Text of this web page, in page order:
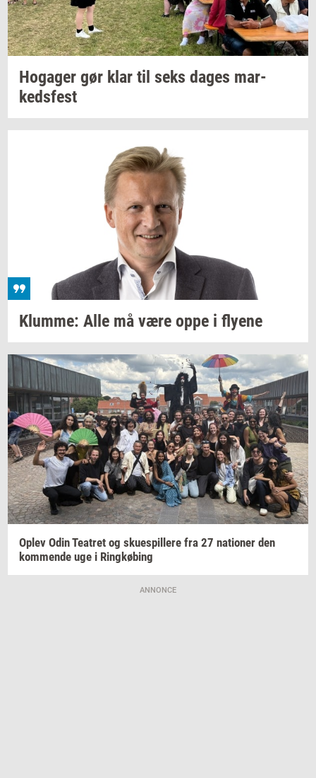
Ho­ga­ger gør klar til seks dages mar­
keds­fest
Klum­me: Alle må være oppe i fly­e­ne
Oplev OdinTe­a­tret og sku­e­spil­le­re fra 27 na­tio­ner den
kom­men­de uge i Ring­kø­bing
ANNONCE